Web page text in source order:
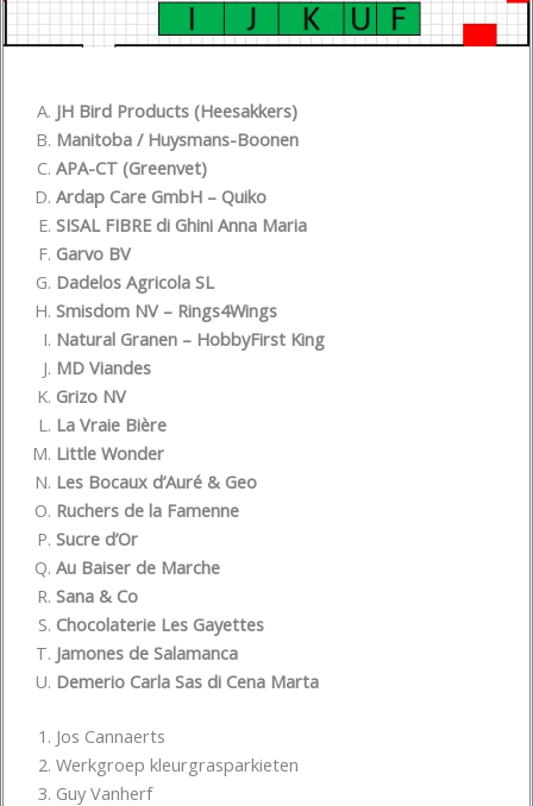
JH Bird Products (Heesakkers)
Manitoba / Huysmans-Boonen
APA-CT (Greenvet)
Ardap Care GmbH – Quiko
SISAL FIBRE di Ghini Anna Maria
Garvo BV
Dadelos Agricola SL
Smisdom NV – Rings4Wings
Natural Granen – HobbyFirst King
MD Viandes
Grizo NV
La Vraie Bière
Little Wonder
Les Bocaux d’Auré & Geo
Ruchers de la Famenne
Sucre d’Or
Au Baiser de Marche
Sana & Co
Chocolaterie Les Gayettes
Jamones de Salamanca
Demerio Carla Sas di Cena Marta
Jos Cannaerts
Werkgroep kleurgrasparkieten
Guy Vanherf